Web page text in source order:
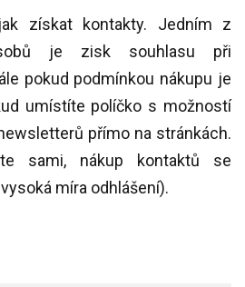
získat kontakty. Jedním z
je zisk souhlasu při
pokud podmínkou nákupu je
umístíte políčko s možností
přímo na stránkách.
sami, nákup kontaktů se
míra odhlášení).